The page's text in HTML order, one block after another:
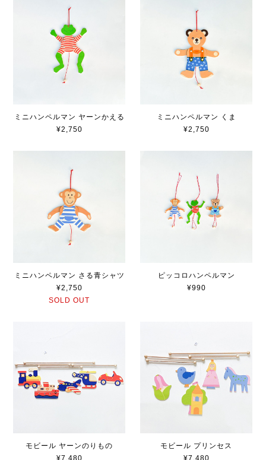
ミニハンペルマン ヤーンかえる
¥2,750
ミニハンペルマン くま
¥2,750
ミニハンペルマン さる青シャツ
¥2,750
SOLD OUT
ピッコロハンペルマン
¥990
モビール ヤーンのりもの
¥7,480
モビール プリンセス
¥7,480